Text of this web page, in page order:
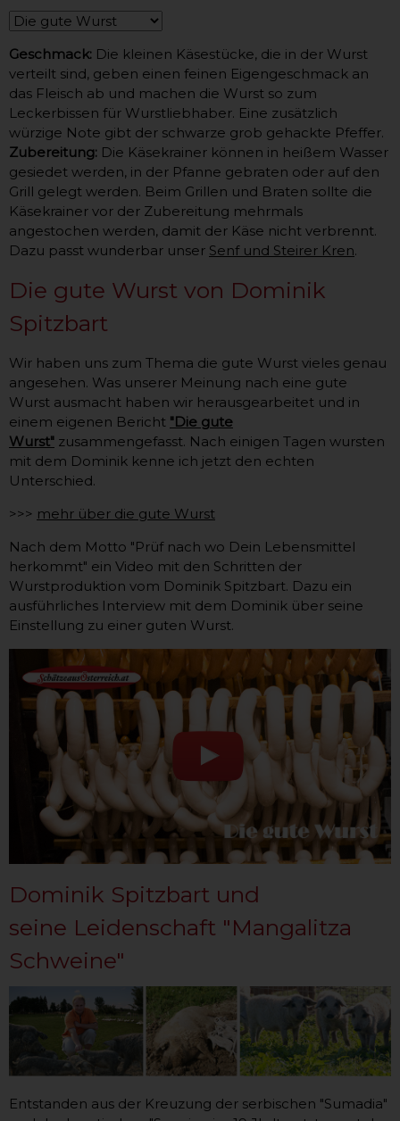
Geschmack: Die kleinen Käsestücke, die in der Wurst
verteilt sind, geben einen feinen Eigengeschmack an
das Fleisch ab und machen die Wurst so zum
Leckerbissen für Wurstliebhaber. Eine zusätzlich
würzige Note gibt der schwarze grob gehackte Pfeffer.
Zubereitung: Die Käsekrainer können in heißem Wasser
gesiedet werden, in der Pfanne gebraten oder auf den
Grill gelegt werden. Beim Grillen und Braten sollte die
Käsekrainer vor der Zubereitung mehrmals
angestochen werden, damit der Käse nicht verbrennt.
Dazu passt wunderbar unser Senf und Steirer Kren.
Die gute Wurst von Dominik
Spitzbart
Wir haben uns zum Thema die gute Wurst vieles genau
angesehen. Was unserer Meinung nach eine gute
Wurst ausmacht haben wir herausgearbeitet und in
einem eigenen Bericht "Die gute
Wurst" zusammengefasst. Nach einigen Tagen wursten
mit dem Dominik kenne ich jetzt den echten
Unterschied.
>>> mehr über die gute Wurst
Nach dem Motto "Prüf nach wo Dein Lebensmittel
herkommt" ein Video mit den Schritten der
Wurstproduktion vom Dominik Spitzbart. Dazu ein
ausführliches Interview mit dem Dominik über seine
Einstellung zu einer guten Wurst.
Dominik Spitzbart und
seine Leidenschaft "Mangalitza
Schweine"
Entstanden aus der Kreuzung der serbischen "Sumadia"